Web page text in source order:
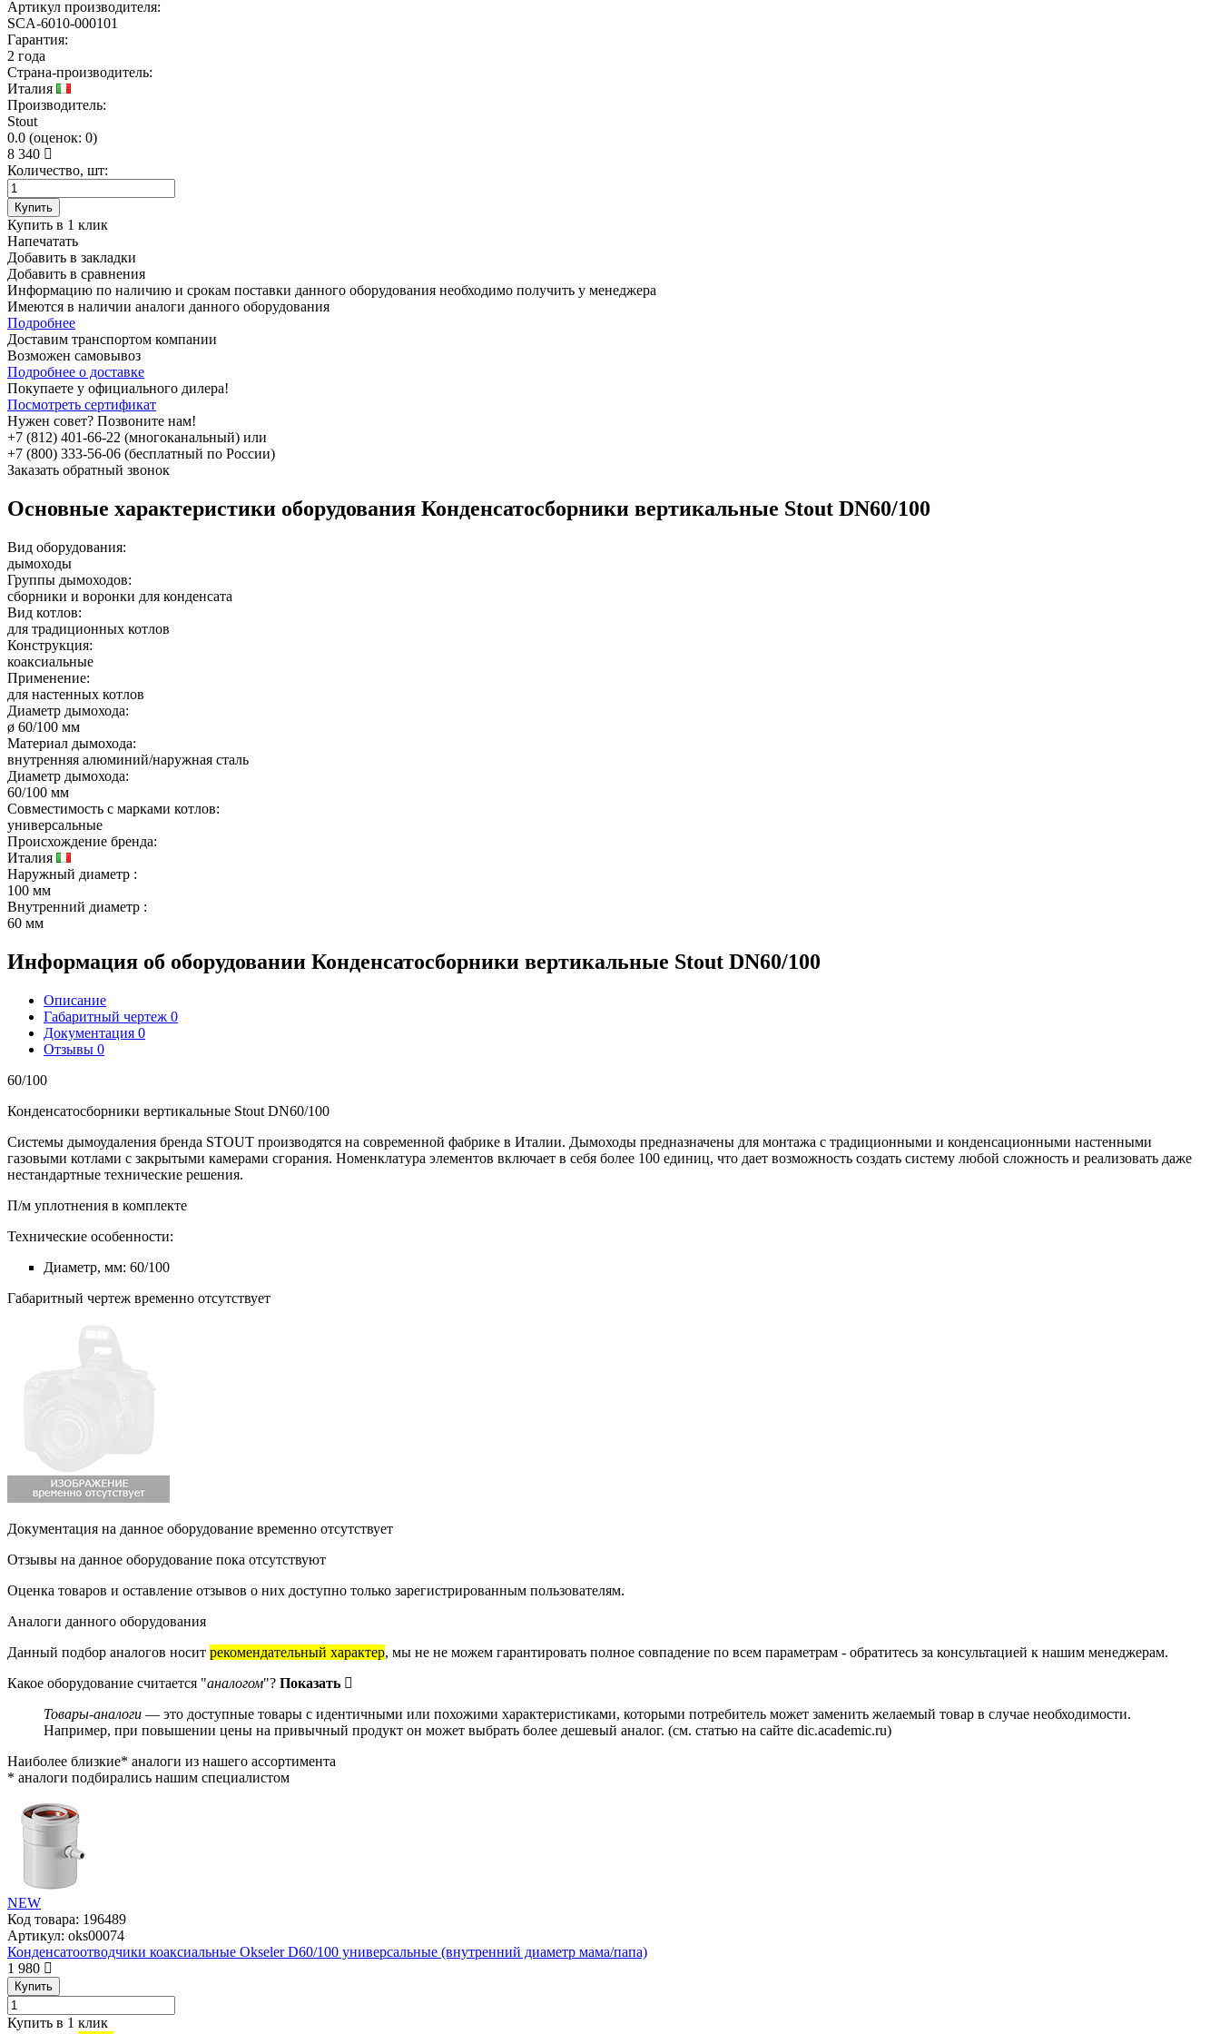
Артикул производителя:
SCA-6010-000101
Гарантия:
2 года
Страна-производитель:
Италия
Производитель:
Stout
0.0 (оценок: 0)
8 340
Количество, шт:
Купить
Купить в 1 клик
Напечатать
Добавить в закладки
Добавить в сравнения
Информацию по наличию и срокам поставки данного оборудования необходимо получить у менеджера
Имеются в наличии аналоги данного оборудования
Подробнее
Доставим транспортом компании
Возможен самовывоз
Подробнее о доставке
Покупаете у официального дилера!
Посмотреть сертификат
Нужен совет? Позвоните нам!
+7 (812) 401-66-22 (многоканальный) или
+7 (800) 333-56-06 (бесплатный по России)
Заказать обратный звонок
Основные характеристики оборудования Конденсатосборники вертикальные Stout DN60/100
Вид оборудования:
дымоходы
Группы дымоходов:
сборники и воронки для конденсата
Вид котлов:
для традиционных котлов
Конструкция:
коаксиальные
Применение:
для настенных котлов
Диаметр дымохода:
ø 60/100 мм
Материал дымохода:
внутренняя алюминий/наружная сталь
Диаметр дымохода:
60/100 мм
Совместимость с марками котлов:
универсальные
Происхождение бренда:
Италия
Наружный диаметр :
100 мм
Внутренний диаметр :
60 мм
Информация об оборудовании Конденсатосборники вертикальные Stout DN60/100
Описание
Габаритный чертеж 0
Документация 0
Отзывы 0
60/100
Конденсатосборники вертикальные Stout DN60/100
Системы дымоудаления бренда STOUT производятся на современной фабрике в Италии. Дымоходы предназначены для монтажа с традиционными и конденсационными настенными
газовыми котлами с закрытыми камерами сгорания. Номенклатура элементов включает в себя более 100 единиц, что дает возможность создать систему любой сложность и реализовать даже
нестандартные технические решения.
П/м уплотнения в комплекте
Технические особенности:
Диаметр, мм: 60/100
Габаритный чертеж временно отсутствует
Документация на данное оборудование временно отсутствует
Отзывы на данное оборудование пока отсутствуют
Оценка товаров и оставление отзывов о них доступно только зарегистрированным пользователям.
Аналоги данного оборудования
Данный подбор аналогов носит рекомендательный характер, мы не не можем гарантировать полное совпадение по всем параметрам - обратитесь за консультацией к нашим менеджерам.
Какое оборудование считается "аналогом"? Показать
Товары-аналоги — это доступные товары с идентичными или похожими характеристиками, которыми потребитель может заменить желаемый товар в случае необходимости.
Например, при повышении цены на привычный продукт он может выбрать более дешевый аналог. (см. статью на сайте dic.academic.ru)
Наиболее близкие* аналоги из нашего ассортимента
* аналоги подбирались нашим специалистом
NEW
Код товара: 196489
Артикул: oks00074
Конденсатоотводчики коаксиальные Okseler D60/100 универсальные (внутренний диаметр мама/папа)
1 980
Купить
Купить в 1 клик